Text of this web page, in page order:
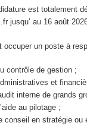
est totalement
jusqu’ au 16 août
occuper un poste à
contrôle de gestion ;
et
interne de grands
au pilotage ;
conseil en stratégie ou